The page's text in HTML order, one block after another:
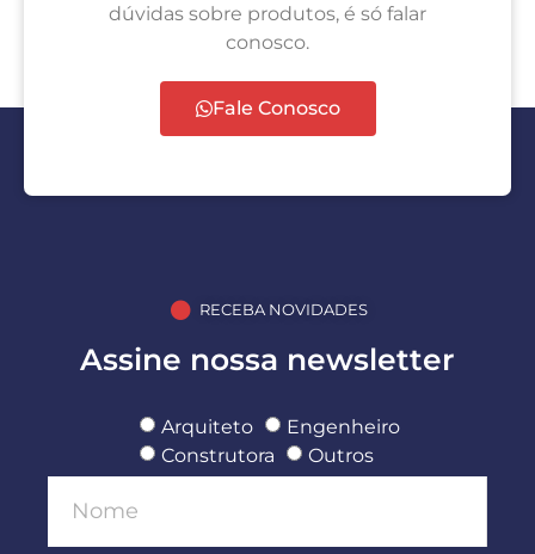
dúvidas sobre produtos, é só falar
conosco.
Fale Conosco
RECEBA NOVIDADES
Assine nossa newsletter
Arquiteto
Engenheiro
Construtora
Outros